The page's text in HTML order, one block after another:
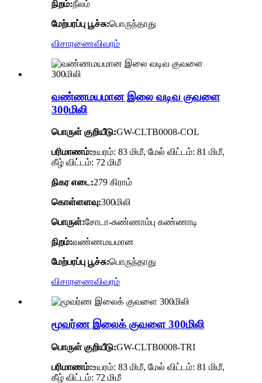
நிறம்:நீலம்
மேற்பரப்பு பூச்சு:பொருந்தாது
விசாரணைவிவரம்
வண்ணமயமான இலை வடிவ குவளை
300மிலி
பொருள் குறியீடு:GW-CLTB0008-COL
பரிமாணம்:உயரம்: 83 மிமீ, மேல் விட்டம்: 81 மிமீ,
கீழ் விட்டம்: 72 மிமீ
நிகர எடை:279 கிராம்
கொள்ளளவு:300மிலி
பொருள்:சோடா-சுண்ணாம்பு கண்ணாடி
நிறம்:வண்ணமயமான
மேற்பரப்பு பூச்சு:பொருந்தாது
விசாரணைவிவரம்
மூவர்ண இலைக் குவளை 300மிலி
பொருள் குறியீடு:GW-CLTB0008-TRI
பரிமாணம்:உயரம்: 83 மிமீ, மேல் விட்டம்: 81 மிமீ,
கீழ் விட்டம்: 72 மிமீ